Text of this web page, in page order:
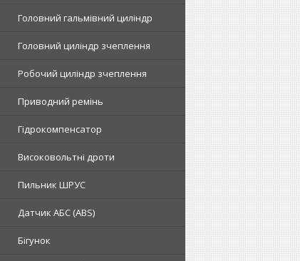
Головний гальмівний циліндр
Головний циліндр зчеплення
Робочий циліндр зчеплення
Приводний ремінь
Гідрокомпенсатор
Високовольтні дроти
Пильник ШРУС
Датчик АБС (ABS)
Бігунок